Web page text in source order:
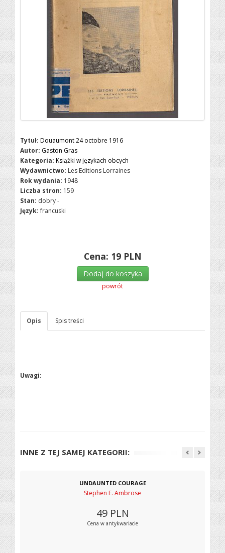
Tytuł: Douaumont 24 octobre 1916
Autor: Gaston Gras
Kategoria: Książki w językach obcych
Wydawnictwo: Les Editions Lorraines
Rok wydania: 1948
Liczba stron: 159
Stan: dobry -
Język: francuski
Cena: 19 PLN
Dodaj do koszyka
powrót
Opis Spis treści
Uwagi:
INNE Z TEJ SAMEJ KATEGORII:
UNDAUNTED COURAGE
Stephen E. Ambrose
49 PLN
Cena w antykwariacie